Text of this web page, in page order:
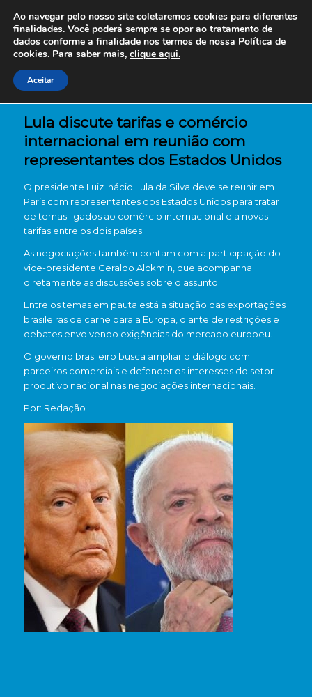
Lula discute tarifas e comércio
internacional em reunião com
representantes dos Estados Unidos
O presidente Luiz Inácio Lula da Silva deve se reunir em
Paris com representantes dos Estados Unidos para tratar
de temas ligados ao comércio internacional e a novas
tarifas entre os dois países.
As negociações também contam com a participação do
vice-presidente Geraldo Alckmin , que acompanha
diretamente as discussões sobre o assunto.
Entre os temas em pauta está a situação das exportações
brasileiras de carne para a Europa, diante de restrições e
debates envolvendo exigências do mercado europeu.
O governo brasileiro busca ampliar o diálogo com
parceiros comerciais e defender os interesses do setor
produtivo nacional nas negociações internacionais.
Por: Redação
Ao navegar pelo nosso site coletaremos cookies para diferentes
finalidades. Você poderá sempre se opor ao tratamento de
dados conforme a finalidade nos termos de nossa Política de
cookies. Para saber mais, clique aqui.
Aceitar